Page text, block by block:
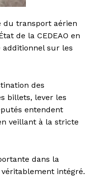
du transport aérien
de la CEDEAO en
sur les
des
billets, lever les
entendent
veillant à la stricte
dans la
intégré.